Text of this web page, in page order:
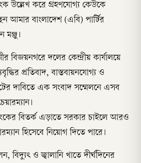
উল্লেখ করে গ্রহণযোগ্য কেউকে
আমার বাংলাদেশ (এবি) পার্টির
মঞ্জু।
বিজয়নগরে দলের কেন্দ্রীয় কার্যালয়ে
প্রতিবাদ, বাস্তবায়নযোগ্য ও
দাবিতে এক সংবাদ সম্মেলনে এসব
বিতর্ক এড়াতে সরকার চাইলে আরও
হিসেবে নিয়োগ দিতে পারে।
বিদ্যুৎ ও জ্বালানি খাতে দীর্ঘদিনের